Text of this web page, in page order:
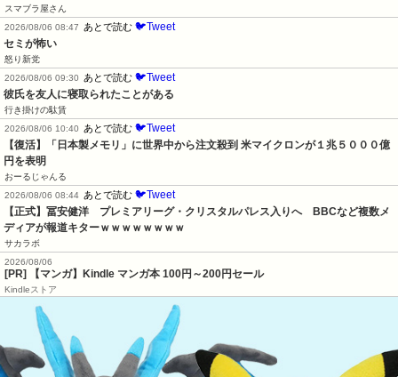
スマブラ屋さん
2026/08/06 08:47
あとで読む 🐦Tweet
セミが怖い
怒り新党
2026/08/06 09:30
あとで読む 🐦Tweet
彼氏を友人に寝取られたことがある
行き掛けの駄賃
2026/08/06 10:40
あとで読む 🐦Tweet
【復活】「日本製メモリ」に世界中から注文殺到 米マイクロンが１兆５０００億
円を表明
おーるじゃんる
2026/08/06 08:44 あとで読む 🐦Tweet
【正式】冨安健洋　プレミアリーグ・クリスタルパレス入りへ　BBCなど複数メ
ディアが報道キターｗｗｗｗｗｗｗｗ
サカラボ
2026/08/06
[PR] 【マンガ】Kindle マンガ本 100円～200円セール
Kindleストア